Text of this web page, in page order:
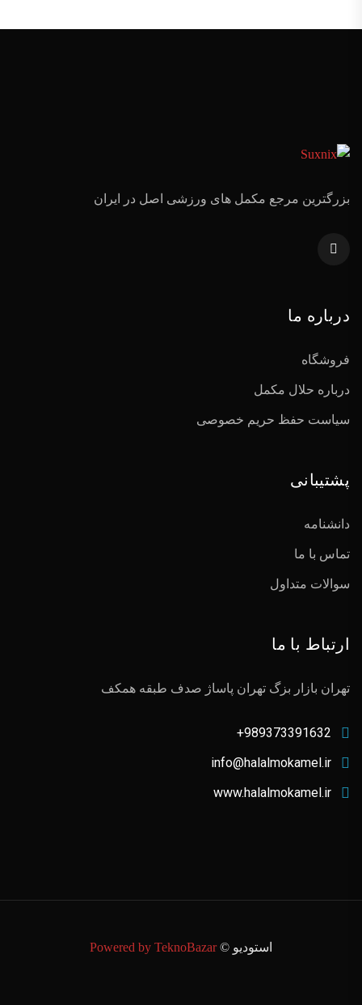
بزرگترین مرجع مکمل های ورزشی اصل در ایران
درباره ما
فروشگاه
درباره حلال مکمل
سیاست حفظ حریم خصوصی
پشتیبانی
دانشنامه
تماس با ما
سوالات متداول
ارتباط با ما
تهران بازار بزگ تهران پاساژ صدف طبقه همکف
989373391632+
info@halalmokamel.ir
www.halalmokamel.ir
استودیو ©Powered by TeknoBazar